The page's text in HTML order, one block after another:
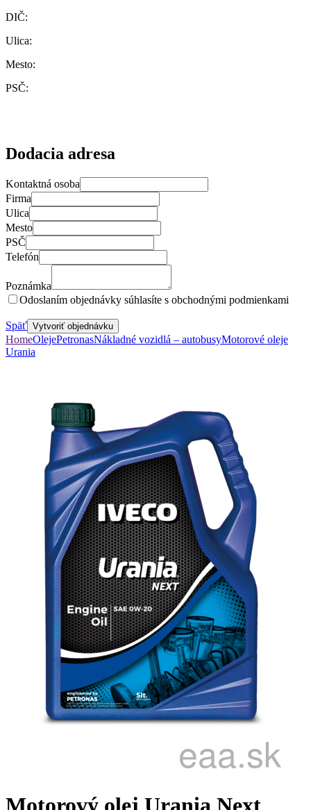
DIČ:
Ulica:
Mesto:
PSČ:
Dodacia adresa
Kontaktná osoba
Firma
Ulica
Mesto
PSČ
Telefón
Poznámka
Odoslaním objednávky súhlasíte s obchodnými podmienkami
Späť Vytvoriť objednávku
HomeOlejePetronasNákladné vozidlá – autobusyMotorové oleje
Urania